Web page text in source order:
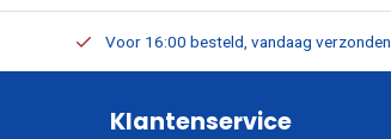
Voor 16:00 besteld, vandaag verzonden
Klantenservice